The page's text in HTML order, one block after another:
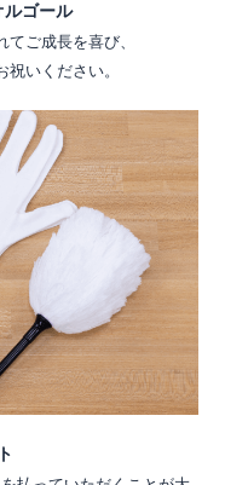
ルゴール
ご成長を喜び、
祝いください。